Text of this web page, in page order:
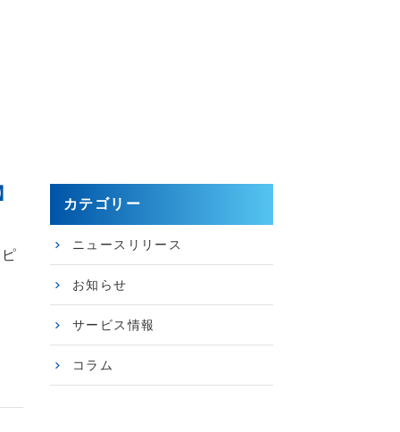
カテゴリー
ニュースリリース
お知らせ
サービス情報
コラム